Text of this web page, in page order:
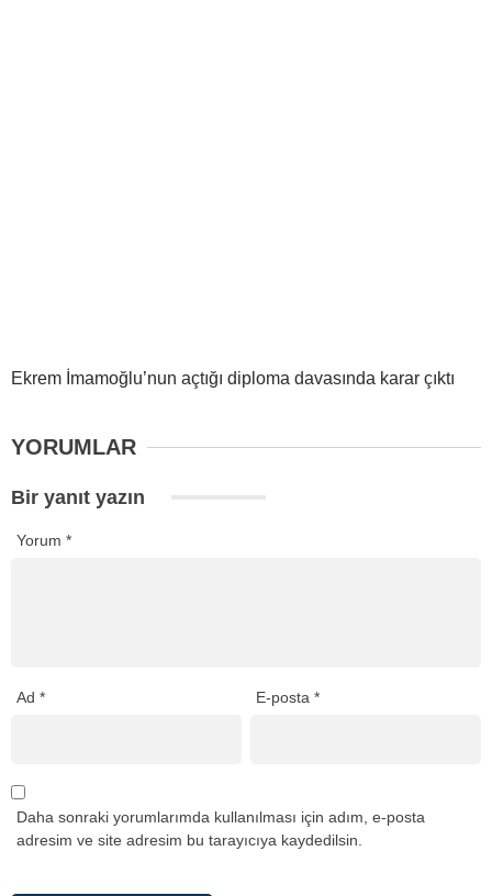
Ekrem İmamoğlu’nun açtığı diploma davasında karar çıktı
YORUMLAR
Bir yanıt yazın
Yorum *
Ad * E-posta*
Daha sonraki yorumlarımda kullanılması için adım, e-posta
adresim ve site adresim bu tarayıcıya kaydedilsin.